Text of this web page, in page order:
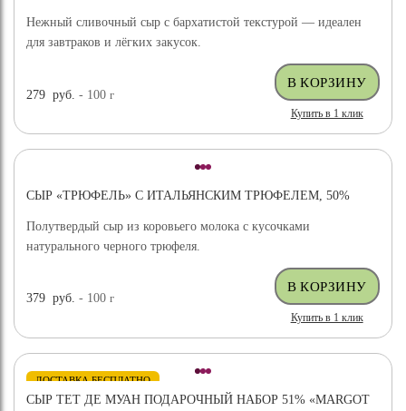
Нежный сливочный сыр с бархатистой текстурой — идеален
для завтраков и лёгких закусок.
279 руб. - 100г
Купить в 1 клик
СЫР «ТРЮФЕЛЬ» С ИТАЛЬЯНСКИМ ТРЮФЕЛЕМ, 50%
Полутвердый сыр из коровьего молока с кусочками
натурального черного трюфеля.
379 руб. - 100г
Купить в 1 клик
ДОСТАВКА БЕСПЛАТНО
СЫР ТЕТ ДЕ МУАН ПОДАРОЧНЫЙ НАБОР 51% «MARGOT